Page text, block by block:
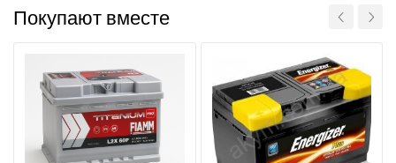
Покупают вместе